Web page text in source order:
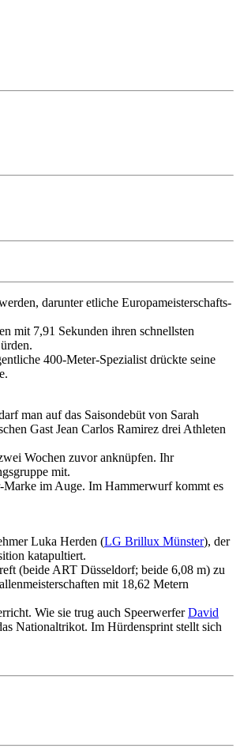
darunter etliche Europameisterschafts-
mit 7,91 Sekunden ihren schnellsten
400-Meter-Spezialist drückte seine
man auf das Saisondebüt von Sarah
Gast Jean Carlos Ramirez drei Athleten
Wochen zuvor anknüpfen. Ihr
mit.
Marke im Auge. Im Hammerwurf kommt es
Luka Herden (LG Brillux Münster), der
katapultiert.
(beide ART Düsseldorf; beide 6,08 m) zu
mit 18,62 Metern
Wie sie trug auch SpeerwerferDavid
Nationaltrikot. Im Hürdensprint stellt sich